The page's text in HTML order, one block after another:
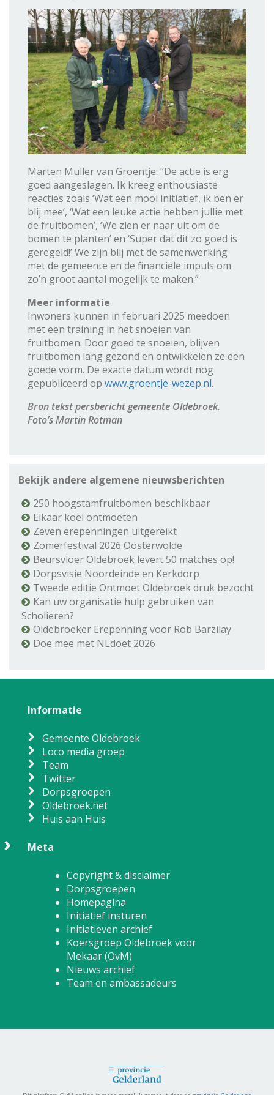
Marten Muller van Groentje: “De actie is erg
goed aangeslagen. Ik kreeg enthousiaste
reacties zoals ‘Wat een mooi initiatief, ik ben er
blij mee’, ‘Wat een leuke actie hebben jullie met
de fruitbomen’, ‘We zien er naar uit om de
bomen te planten’ en ‘Super dat dit zo goed is
geregeld!’ We zijn blij met de samenwerking
met de gemeente en de financiële impuls om
zo’n groot aantal mogelijk te maken.”
Meer informatie
Inwoners kunnen in februari 2025 meedoen
met een training in het snoeien van
fruitbomen. Door goed te snoeien, blijven
fruitbomen lang gezond en ontwikkelen ze een
goede vorm. De exacte datum wordt nog
gepubliceerd op www.groentje-wezep.nl.
Bron tekst persbericht gemeente Oldebroek.
Foto’s Martin Rotman
Bekijk andere algemene nieuwsberichten
250 hoogstamfruitbomen beschikbaar
Elkaar koel ontmoeten
Zeven erepenningen uitgereikt
Zomerfestival 2026 Oosterwolde
Beursvloer Oldebroek levert 50 matches op!
Dorpsvisie Noordeinde en Kerkdorp
Tweede editie Ontmoet Oldebroek druk bezocht
Kan uw organisatie hulp gebruiken van
Scholieren?
Oldebroeker Erepenning voor Rob Barzilay
Doe mee met NLdoet 2026
Informatie
Gemeente Oldebroek
Loco media groep
Team
Twitter
Dorpsgroepen
Oldebroek.net
Huis aan Huis
Meta
Copyright & disclaimer
Dorpsgroepen
Homepagina
Initiatief insturen
Initiatieven archief
Koersgroep Oldebroek voor
Mekaar (OvM)
Nieuws archief
Team en ambassadeurs